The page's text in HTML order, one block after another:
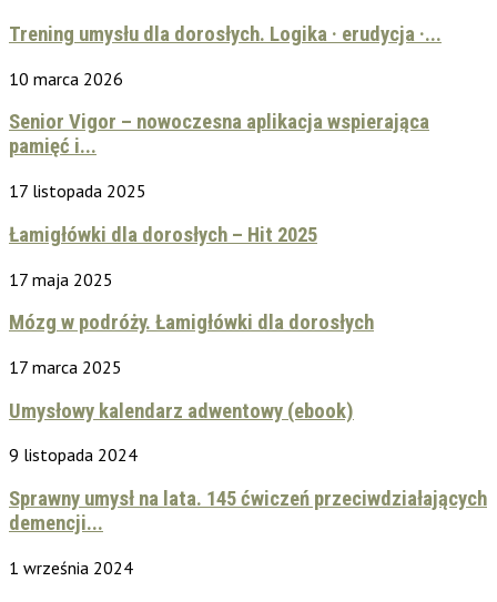
Trening umysłu dla dorosłych. Logika · erudycja ·...
10 marca 2026
Senior Vigor – nowoczesna aplikacja wspierająca
pamięć i...
17 listopada 2025
Łamigłówki dla dorosłych – Hit 2025
17 maja 2025
Mózg w podróży. Łamigłówki dla dorosłych
17 marca 2025
Umysłowy kalendarz adwentowy (ebook)
9 listopada 2024
Sprawny umysł na lata. 145 ćwiczeń przeciwdziałających
demencji...
1 września 2024